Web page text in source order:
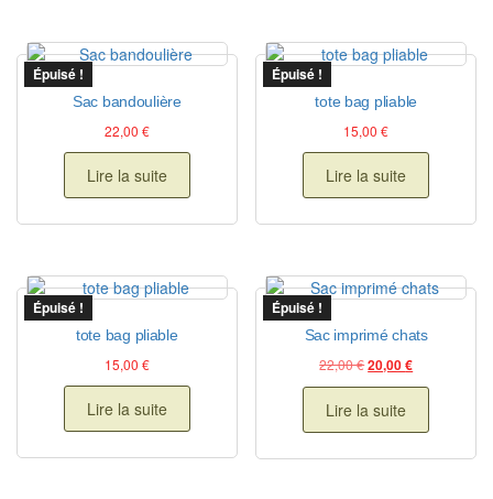
Épuisé !
Sac bandoulière
22,00 €
Lire la suite
Épuisé !
tote bag pliable
15,00€
Lire la suite
Épuisé !
tote bag pliable
15,00 €
Lire la suite
Épuisé !
Sac imprimé chats
22,00€Le prix initial était :
20,00€Le prix
Lire la suite